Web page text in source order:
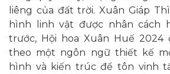
liêng của đất trời. Xuân Giáp
hình linh vật được nhân cách
trước, Hội hoa Xuân Huế 2024
theo một ngôn ngữ thiết kế
hình và kiến trúc để tôn vinh